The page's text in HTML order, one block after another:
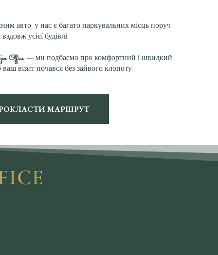
авто, у нас є багато паркувальних місць поруч
усієї будівлі.
Office —ми подбаємо про комфортний і швидкий
візит почався без зайвого клопоту!
МАРШРУТ